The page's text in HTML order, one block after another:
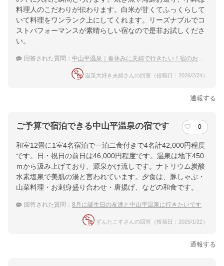
料理人のこだわりが伝わります。白米が甘くてふっくらして
いて料理をワンランク上にしてくれます。リーズナブルでコ
ストパフォーマンスが素晴らしい宿なので是非お試しくださ
い。
回答された質問： 中山平温泉｜春休みに夫婦で行きたい！宿のおすすめは？
温泉大好き夫婦さんの回答（投稿日：2026/2/24）
通報する
ご予算で宿泊できる中山平温泉の宿です 0
和室12畳に1室4名宿泊で一泊二食付きで4名計42,000円程度
です。日・祝日の前日は46,000円程度です。温泉は地下450
ｍから汲み上げており、源泉かけ流しです。ナトリウム炭酸
水素塩泉で美肌の湯と言われています。夕食は、豚しゃぶ・
山菜料理・お刺身盛り合わせ・唐揚げ、などの和食です。
回答された質問： 8月に誕生日の友達と中山平温泉に行きたいです
ずんたこすさんの回答（投稿日：2025/1/22）
通報する